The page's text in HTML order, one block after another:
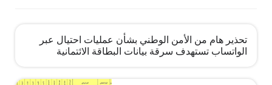
تحذير هام من الأمن الوطني بشأن عمليات احتيال عبر
الواتساب تستهدف سرقة بيانات البطاقة الائتمانية